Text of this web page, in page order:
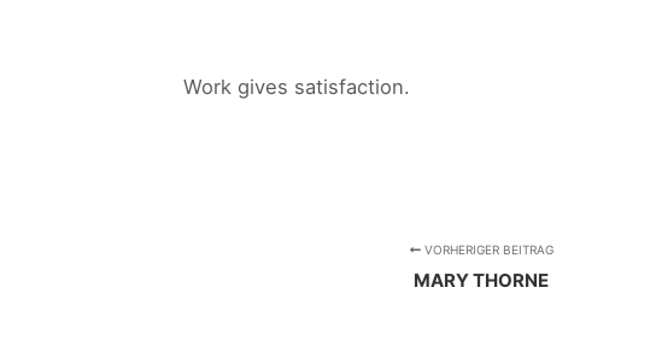
Work gives satisfaction.
VORHERIGER BEITRAG
MARY THORNE